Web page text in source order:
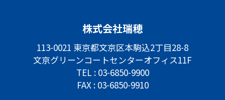
株式会社瑞穂
113-0021 東京都文京区本駒込2丁目28-8
文京グリーンコートセンターオフィス11F
TEL : 03-6850-9900
FAX : 03-6850-9910